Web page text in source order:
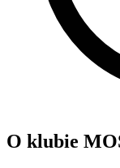
O klubie